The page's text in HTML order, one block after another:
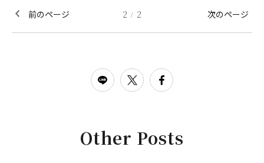
前のページ 2 / 2 次のページ
Other Posts